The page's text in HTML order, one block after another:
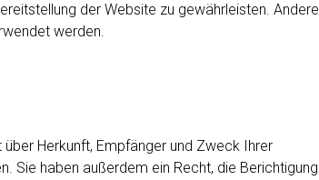
der Website zu gewährleisten. Andere
werden.
Herkunft, Empfänger und Zweck Ihrer
Sie haben außerdem ein Recht, die Berichtigung